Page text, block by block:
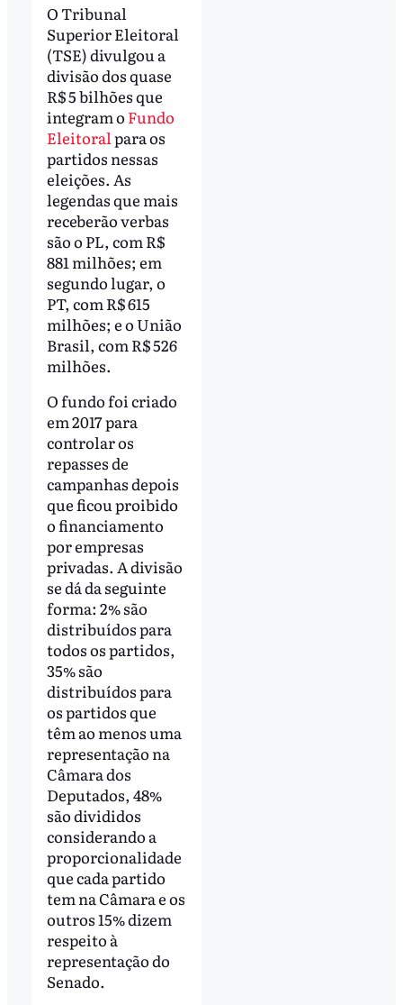
O Tribunal
Superior Eleitoral
(TSE) divulgou a
divisão dos quase
R$ 5 bilhões que
integram o Fundo
Eleitoral para os
partidos nessas
eleições. As
legendas que mais
receberão verbas
são o PL, com R$
881 milhões; em
segundo lugar, o
PT, com R$ 615
milhões; e o União
Brasil, com R$ 526
milhões.
O fundo foi criado
em 2017 para
controlar os
repasses de
campanhas depois
que ficou proibido
o financiamento
por empresas
privadas. A divisão
se dá da seguinte
forma: 2% são
distribuídos para
todos os partidos,
35% são
distribuídos para
os partidos que
têm ao menos uma
representação na
Câmara dos
Deputados, 48%
são divididos
considerando a
proporcionalidade
que cada partido
tem na Câmara e os
outros 15% dizem
respeito à
representação do
Senado.